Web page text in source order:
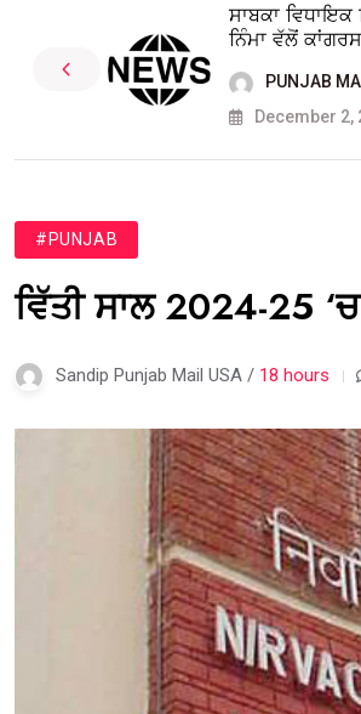
ਸਾਬਕਾ
ਨਿੰਮਾ ਵੱਲੋਂ ਕਾਂਗਰਸ
PUNJAB
December 2,
#PUNJAB
ਵਿੱਤੀ ਸਾਲ 2024-25
Sandip Punjab Mail USA / 18 hours